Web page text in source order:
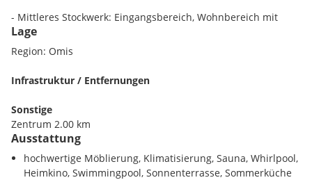
- Mittleres Stockwerk: Eingangsbereich, Wohnbereich mit
offener Küche und Esszimmer
- Oberes Stockwerk: 4 Schlafzimmer, jeweils mit eigenem Bad
Im Außenbereich befindet sich ein schöner Swimmingpool
mit Sonnenterrasse und herrlichem Meerblick. Die Villa wird
komplett möbliert und hochwertig ausgestattet zum Verkauf
angeboten.
Entfernungen:
Lage
Region: Omis
Infrastruktur / Entfernungen
Sonstige
Zentrum 2.00 km
Ausstattung
hochwertige Möblierung, Klimatisierung, Sauna, Whirlpool,
Heimkino, Swimmingpool, Sonnenterrasse, Sommerküche